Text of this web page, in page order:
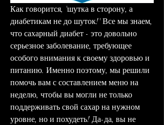
Как говорится, 'шутка в сторону, а
диабетикам не до шуток!' Все мы знаем,
что сахарный диабет - это довольно
серьезное заболевание, требующее
особого внимания к своему здоровью и
питанию. Именно поэтому, мы решили
помочь вам с составлением меню на
неделю, чтобы вы могли не только
поддерживать свой сахар на нужном
уровне, но и похудеть! Да-да, вы не